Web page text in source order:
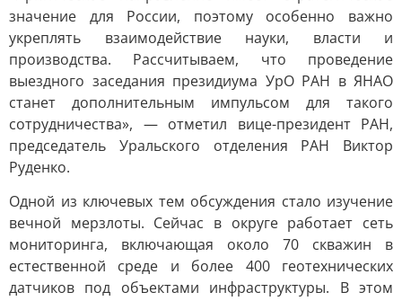
значение для России, поэтому особенно важно
укреплять взаимодействие науки, власти и
производства. Рассчитываем, что проведение
выездного заседания президиума УрО РАН в ЯНАО
станет дополнительным импульсом для такого
сотрудничества», — отметил вице-президент РАН,
председатель Уральского отделения РАН Виктор
Руденко.
Одной из ключевых тем обсуждения стало изучение
вечной мерзлоты. Сейчас в округе работает сеть
мониторинга, включающая около 70 скважин в
естественной среде и более 400 геотехнических
датчиков под объектами инфраструктуры. В этом